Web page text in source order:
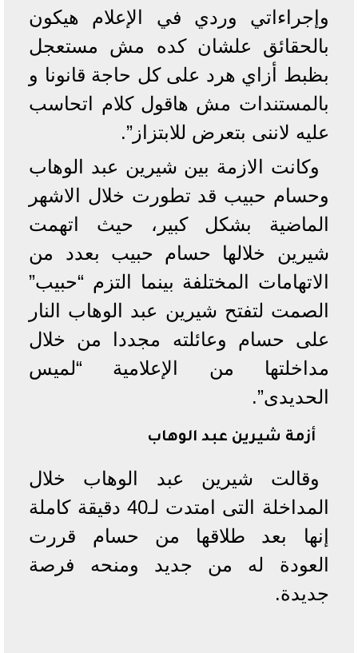
وإجراءاتي وردي في الإعلام هيكون
بالحقائق علشان كده مش مستعجل
بظبط أزاي هرد على كل حاجة قانونا و
بالمستندات مش هاقول كلام اتحاسب
عليه لاننى بتعرض للابتزاز”.
وكانت الازمة بين شيرين عبد الوهاب
وحسام حبيب قد تطورت خلال الاشهر
الماضية بشكل كبير، حيث اتهمت
شيرين خلالها حسام حبيب بعدد من
الاتهامات المختلفة بينما التزم “حبيب”
الصمت لتفتح شيرين عبد الوهاب النار
على حسام وعائلته مجددا من خلال
مداخلتها من الإعلامية “لميس
الحديدى”.
أزمة شيرين عبد الوهاب
وقالت شيرين عبد الوهاب خلال
المداخلة التى امتدت لـ40 دقيقة كاملة
إنها بعد طلاقها من حسام قررت
العودة له من جديد ومنحه فرصة
جديدة.